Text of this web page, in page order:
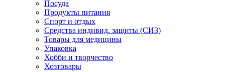
Посуда
Продукты питания
Спорт и отдых
Средства индивид. защиты (СИЗ)
Товары для медицины
Упаковка
Хобби и творчество
Хозтовары